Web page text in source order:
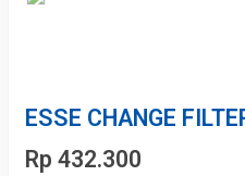
ESSE CHANGE
Rp 432.300